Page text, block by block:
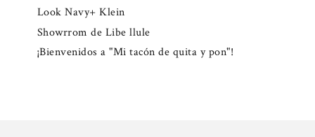
Look Navy+ Klein
Showrrom de Libe llule
¡Bienvenidos a "Mi tacón de quita y pon"!